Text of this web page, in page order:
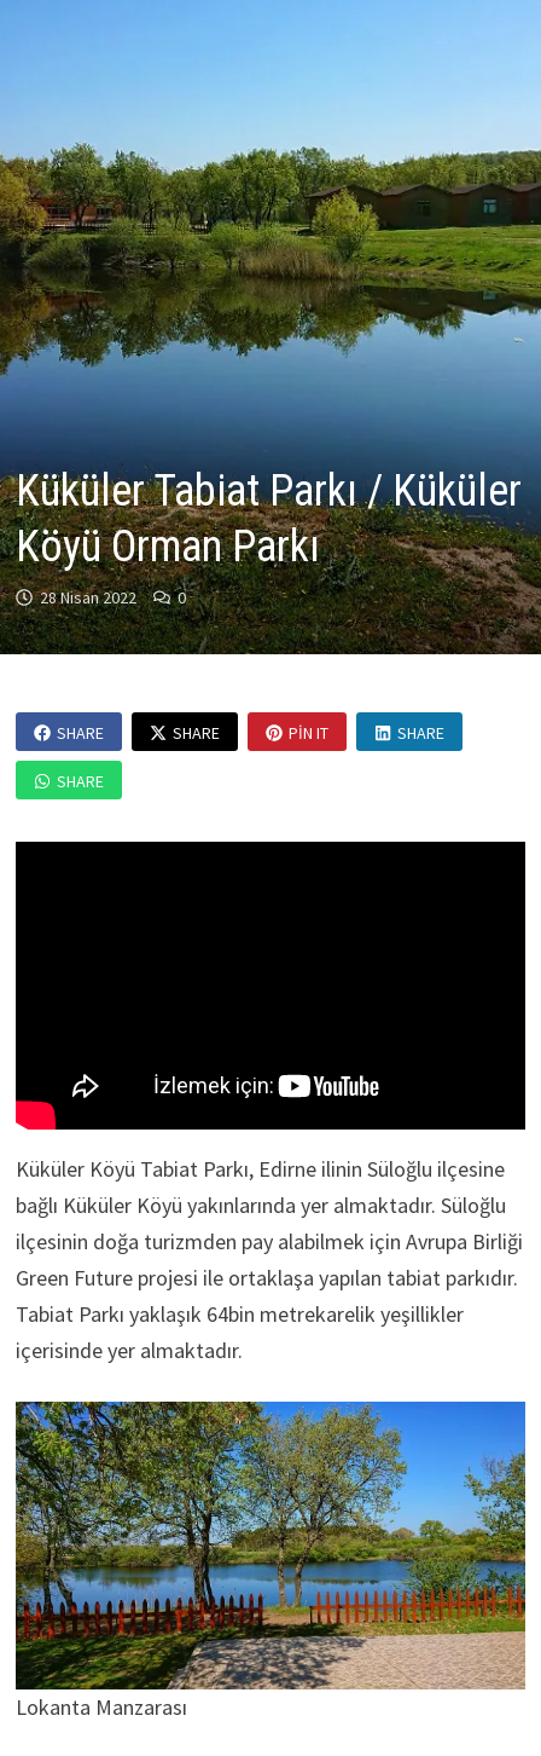
Küküler Tabiat Parkı / Küküler
Köyü Orman Parkı
28 Nisan 2022 0
SHARE SHARE PIN IT SHARE
SHARE
Küküler Köyü Tabiat Parkı, Edirne ilinin Süloğlu ilçesine
bağlı Küküler Köyü yakınlarında yer almaktadır. Süloğlu
ilçesinin doğa turizmden pay alabilmek için Avrupa Birliği
Green Future projesi ile ortaklaşa yapılan tabiat parkıdır.
Tabiat Parkı yaklaşık 64bin metrekarelik yeşillikler
içerisinde yer almaktadır.
Lokanta Manzarası